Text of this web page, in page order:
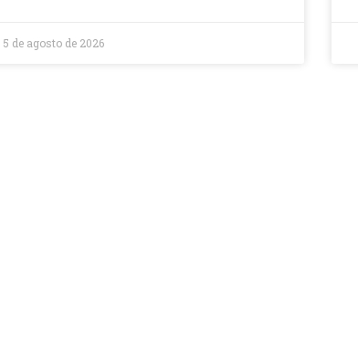
5 de agosto de 2026